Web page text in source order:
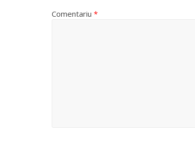
Comentariu *